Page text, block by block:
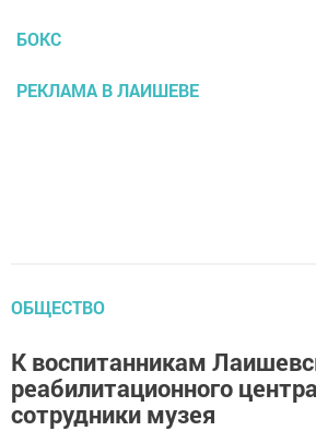
БОКС
РЕКЛАМА В ЛАИШЕВЕ
ОБЩЕСТВО
К воспитанникам
реабилитационного
сотрудники музея